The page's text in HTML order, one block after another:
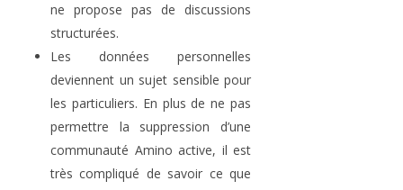
ne propose pas de discussions
structurées.
Les données personnelles
deviennent un sujet sensible pour
les particuliers. En plus de ne pas
permettre la suppression d’une
communauté Amino active, il est
très compliqué de savoir ce que